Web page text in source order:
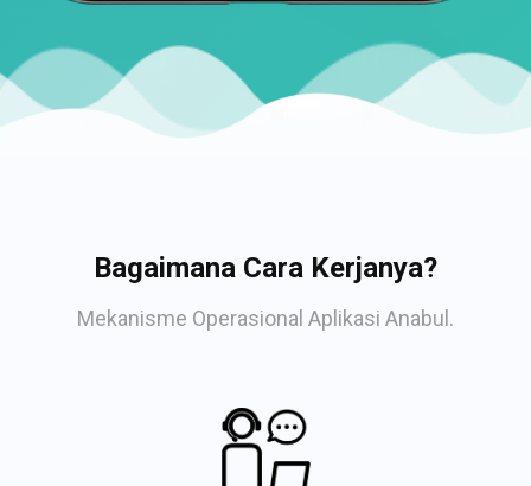
Bagaimana Cara Kerjanya?
Mekanisme Operasional Aplikasi Anabul.